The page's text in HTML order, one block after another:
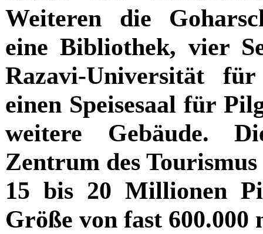
Weiteren die
eine Bibliothek, vier
Razavi-Universität für
einen Speisesaal für
weitere Gebäude.
Zentrum des
15 bis 20 Millionen
Größe von fast 600.000